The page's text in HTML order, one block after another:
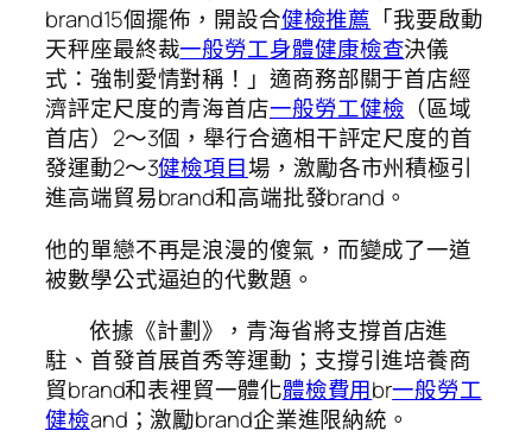
brand15個擺佈，開設合健檢推薦 「我要啟動
天秤座最終裁一般勞工身體健康檢查決儀
式：強制愛情對稱！」適商務部關于首店經
濟評定尺度的青海首店一般勞工健檢 （區域
首店）2～3個，舉行合適相干評定尺度的首
發運動2～3健檢項目場，激勵各市州積極引
進高端貿易brand和高端批發brand。
他的單戀不再是浪漫的傻氣，而變成了一道
被數學公式逼迫的代數題。
依據《計劃》，青海省將支撐首店進
駐、首發首展首秀等運動；支撐引進培養商
貿brand和表裡貿一體化體檢費用br一般勞工
健檢and；激勵brand企業進限納統。